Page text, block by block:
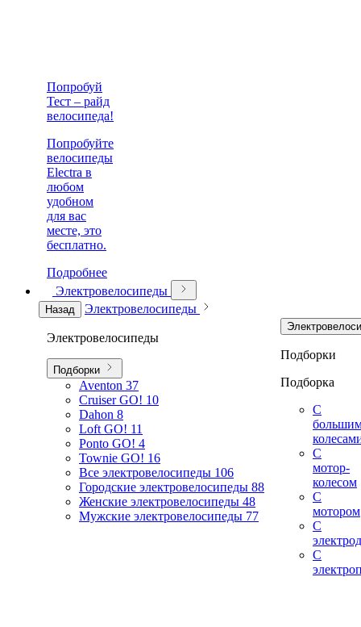
Попробуй
Тест – райд
велосипеда!
Попробуйте
велосипеды
Electra в
любом
удобном
для вас
месте, это
бесплатно.
Подробнее
Электровелосипеды
Назад Электровелосипеды
Электровелосипеды
Подборки
Aventon 37
Cruiser GO! 10
Dahon 8
Loft GO! 11
Ponto GO! 4
Townie GO! 16
Все электровелосипеды 106
Городские электровелосипеды 88
Женские электровелосипеды 48
Мужские электровелосипеды 77
Подборки
Подборка
С
С
мотор-
колесом
С
мотором
С
С